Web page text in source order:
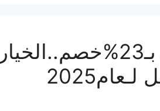
شركة نقل عفش بمكة